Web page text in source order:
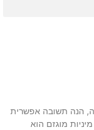
הנה תשובה אפשרית
מוגזם הוא